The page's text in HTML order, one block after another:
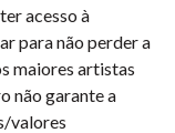
acesso à
para não perder a
maiores artistas
não garante a
valores